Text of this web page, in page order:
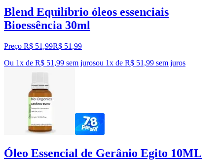
Blend Equilíbrio óleos essenciais
Bioessência 30ml
Preço R$ 51,99R$ 51 ,99
Ou 1x de R$ 51,99 sem jurosou 1x de R$ 51,99 sem juros
Óleo Essencial de Gerânio Egito 10ML